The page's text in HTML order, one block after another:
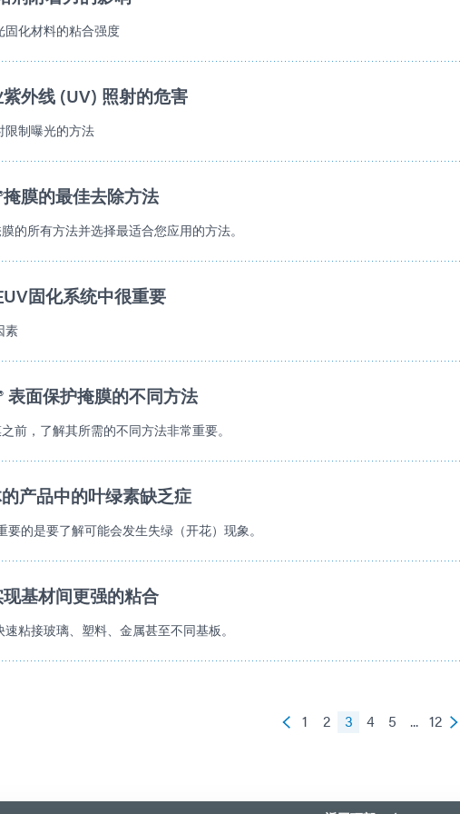
化材料的粘合强度
外线 (UV) 照射的危害
限制曝光的方法
膜的最佳去除方法
的所有方法并选择最适合您应用的方法。
固化系统中很重要
素
表面保护掩膜的不同方法
前，了解其所需的不同方法非常重要。
产品中的叶绿素缺乏症
的是要了解可能会发生失绿（开花）现象。
基材间更强的粘合
粘接玻璃、塑料、金属甚至不同基板。
1 2 3 4 5 ... 12